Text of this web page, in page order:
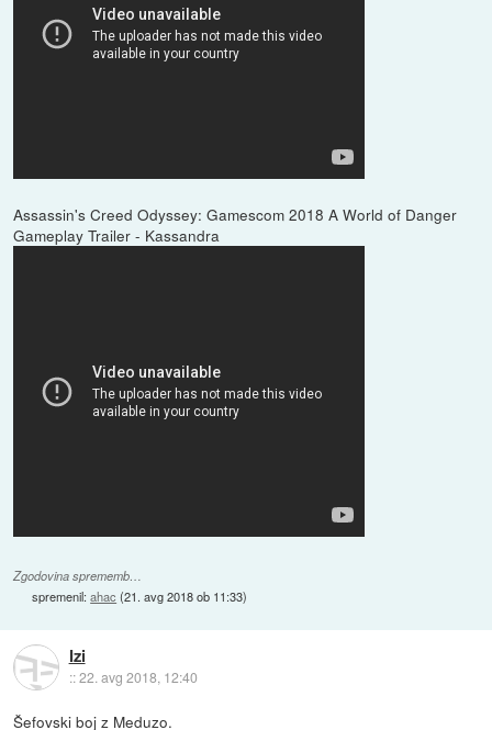
Assassin's Creed Odyssey: Gamescom 2018 A World of Danger
Gameplay Trailer - Kassandra
Zgodovina sprememb…
spremenil:ahac (21. avg 2018 ob 11:33)
Izi
::22. avg 2018, 12:40
Šefovski boj z Meduzo.